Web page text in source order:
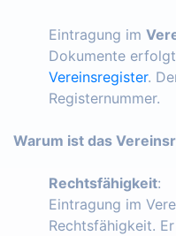
Eintragung im
Dokumente
Vereinsregister.
Registernummer.
Warum ist das
Rechtsfähigkeit:
Eintragung im
Rechtsfähigkeit.